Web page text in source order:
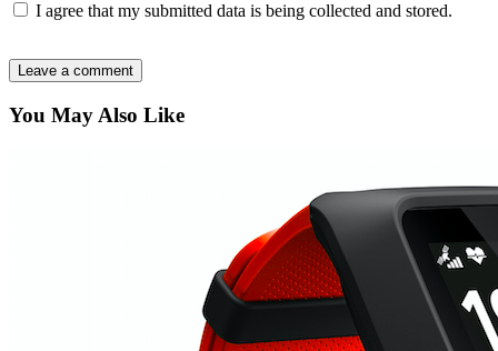
I agree that my submitted data is being collected and stored.
You May Also Like